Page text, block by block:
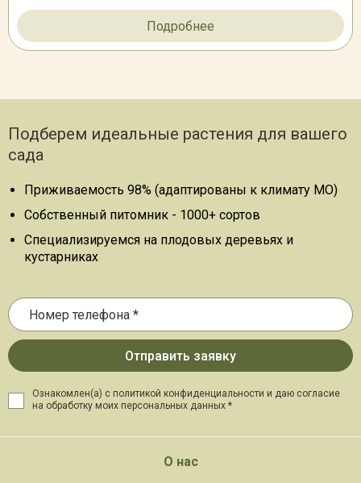
Подробнее
Подберем идеальные растения для вашего
сада
Приживаемость 98% (адаптированы к климату МО)
Собственный питомник - 1000+ сортов
Специализируемся на плодовых деревьях и
кустарниках
Ознакомлен(а) с политикой конфиденциальности и даю согласие
на обработку моих персональных данных *
О нас